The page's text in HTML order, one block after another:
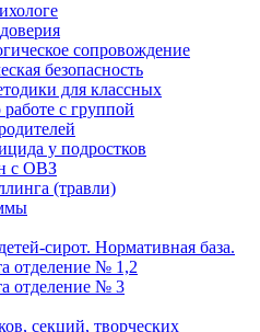
сопровождение
безопасность
для классных
с группой
у подростков
с ОВЗ
(травли)
сирот. Нормативная база.
отделение № 1,2
отделение № 3
секций, творческих